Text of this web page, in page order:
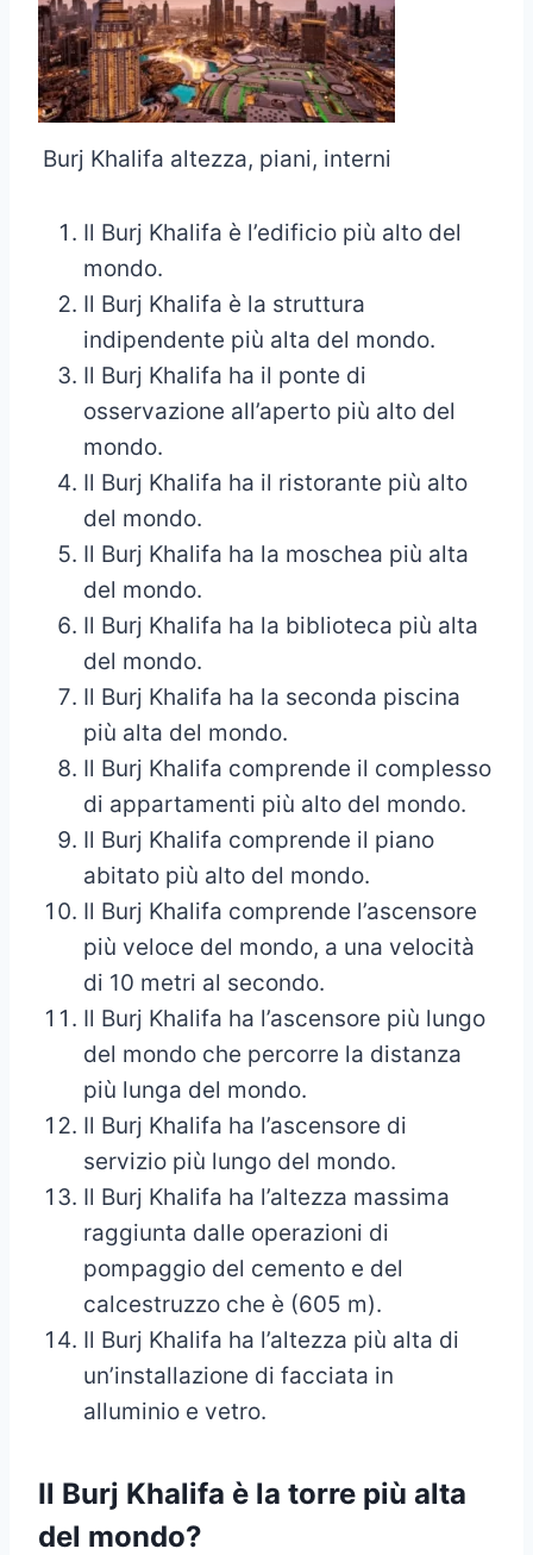
Burj Khalifa altezza, piani, interni
Il Burj Khalifa è l’edificio più alto del
mondo.
Il Burj Khalifa è la struttura
indipendente più alta del mondo.
Il Burj Khalifa ha il ponte di
osservazione all’aperto più alto del
mondo.
Il Burj Khalifa ha il ristorante più alto
del mondo.
Il Burj Khalifa ha la moschea più alta
del mondo.
Il Burj Khalifa ha la biblioteca più alta
del mondo.
Il Burj Khalifa ha la seconda piscina
più alta del mondo.
Il Burj Khalifa comprende il complesso
di appartamenti più alto del mondo.
Il Burj Khalifa comprende il piano
abitato più alto del mondo.
Il Burj Khalifa comprende l’ascensore
più veloce del mondo, a una velocità
di 10 metri al secondo.
Il Burj Khalifa ha l’ascensore più lungo
del mondo che percorre la distanza
più lunga del mondo.
Il Burj Khalifa ha l’ascensore di
servizio più lungo del mondo.
Il Burj Khalifa ha l’altezza massima
raggiunta dalle operazioni di
pompaggio del cemento e del
calcestruzzo che è (605 m).
Il Burj Khalifa ha l’altezza più alta di
un’installazione di facciata in
alluminio e vetro.
Il Burj Khalifa è la torre più alta
del mondo?